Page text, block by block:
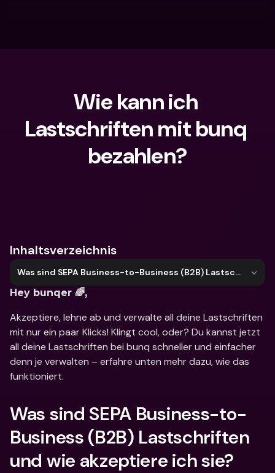
Wie kann ich
Lastschriften mit bunq
bezahlen?
Inhaltsverzeichnis
Was sind SEPA Business-to-Business (B2B) Lastschriften und wie akzeptiere ich sie?
Hey bunqer 🌈,
Akzeptiere, lehne ab und verwalte all deine Lastschriften
mit nur ein paar Klicks! Klingt cool, oder? Du kannst jetzt
all deine Lastschriften bei bunq schneller und einfacher
denn je verwalten – erfahre unten mehr dazu, wie das
funktioniert.
Was sind SEPA Business-to-
Business (B2B) Lastschriften
und wie akzeptiere ich sie?